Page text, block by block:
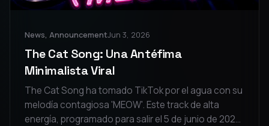
News, AnnouncementJun 3, 2026
The Cat Song: Una Antéfima
Minimalista Viral
The Cat Song ha tomado TikTok por el agua con su
melodía contagiosa 'MEOW'. Este track de alta
energía, programado para salir el 5 de junio de 2026,